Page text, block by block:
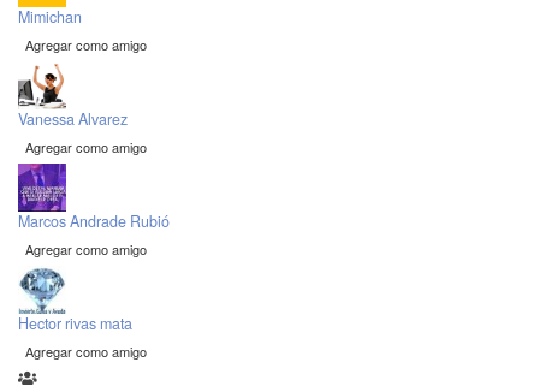
Mimichan
Agregar como amigo
Vanessa Alvarez
Agregar como amigo
Marcos Andrade Rubió
Agregar como amigo
Hector rivas mata
Agregar como amigo